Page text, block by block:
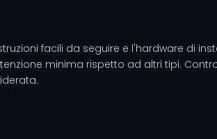
facili da seguire e l'hardware di
minima rispetto ad altri tipi.